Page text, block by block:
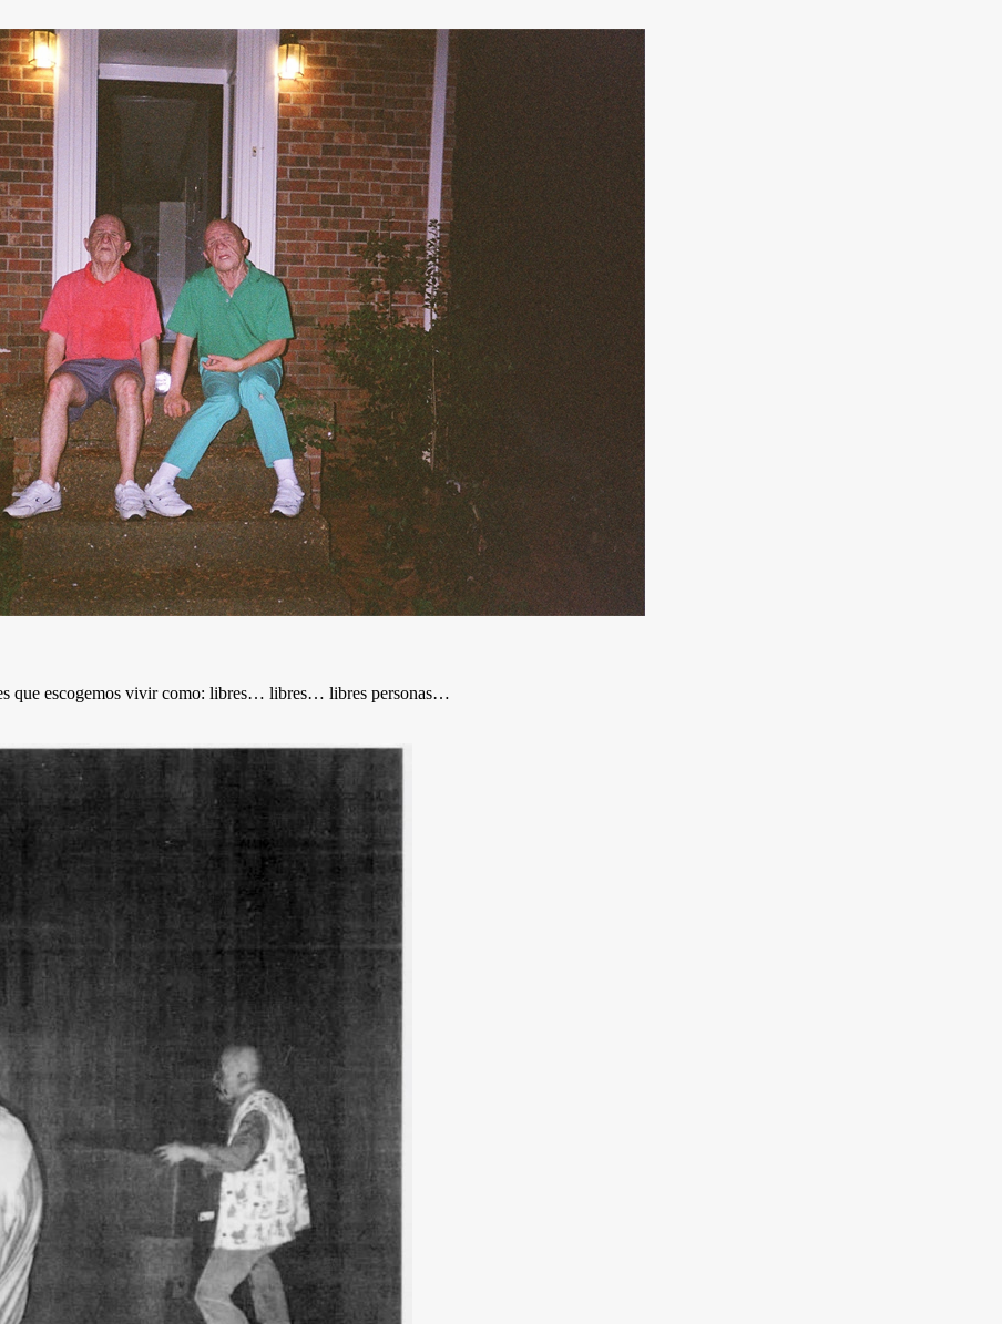
que escogemos vivir como: libres… libres… libres personas…